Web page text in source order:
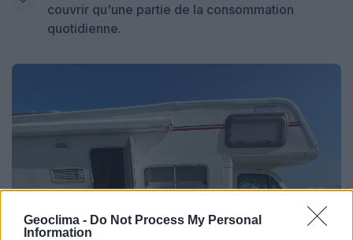
Geoclima - Do Not Process My Personal
Information
couvrir qu'une partie de la consommation
quotidienne.